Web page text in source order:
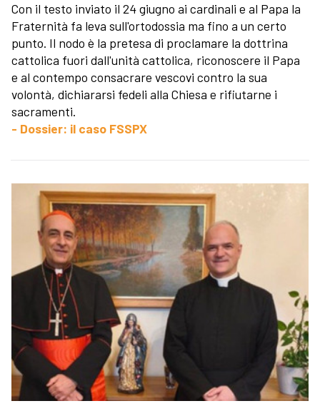
Con il testo inviato il 24 giugno ai cardinali e al Papa la
Fraternità fa leva sull'ortodossia ma fino a un certo
punto. Il nodo è la pretesa di proclamare la dottrina
cattolica fuori dall'unità cattolica, riconoscere il Papa
e al contempo consacrare vescovi contro la sua
volontà, dichiararsi fedeli alla Chiesa e rifiutarne i
sacramenti.
- Dossier: il caso FSSPX